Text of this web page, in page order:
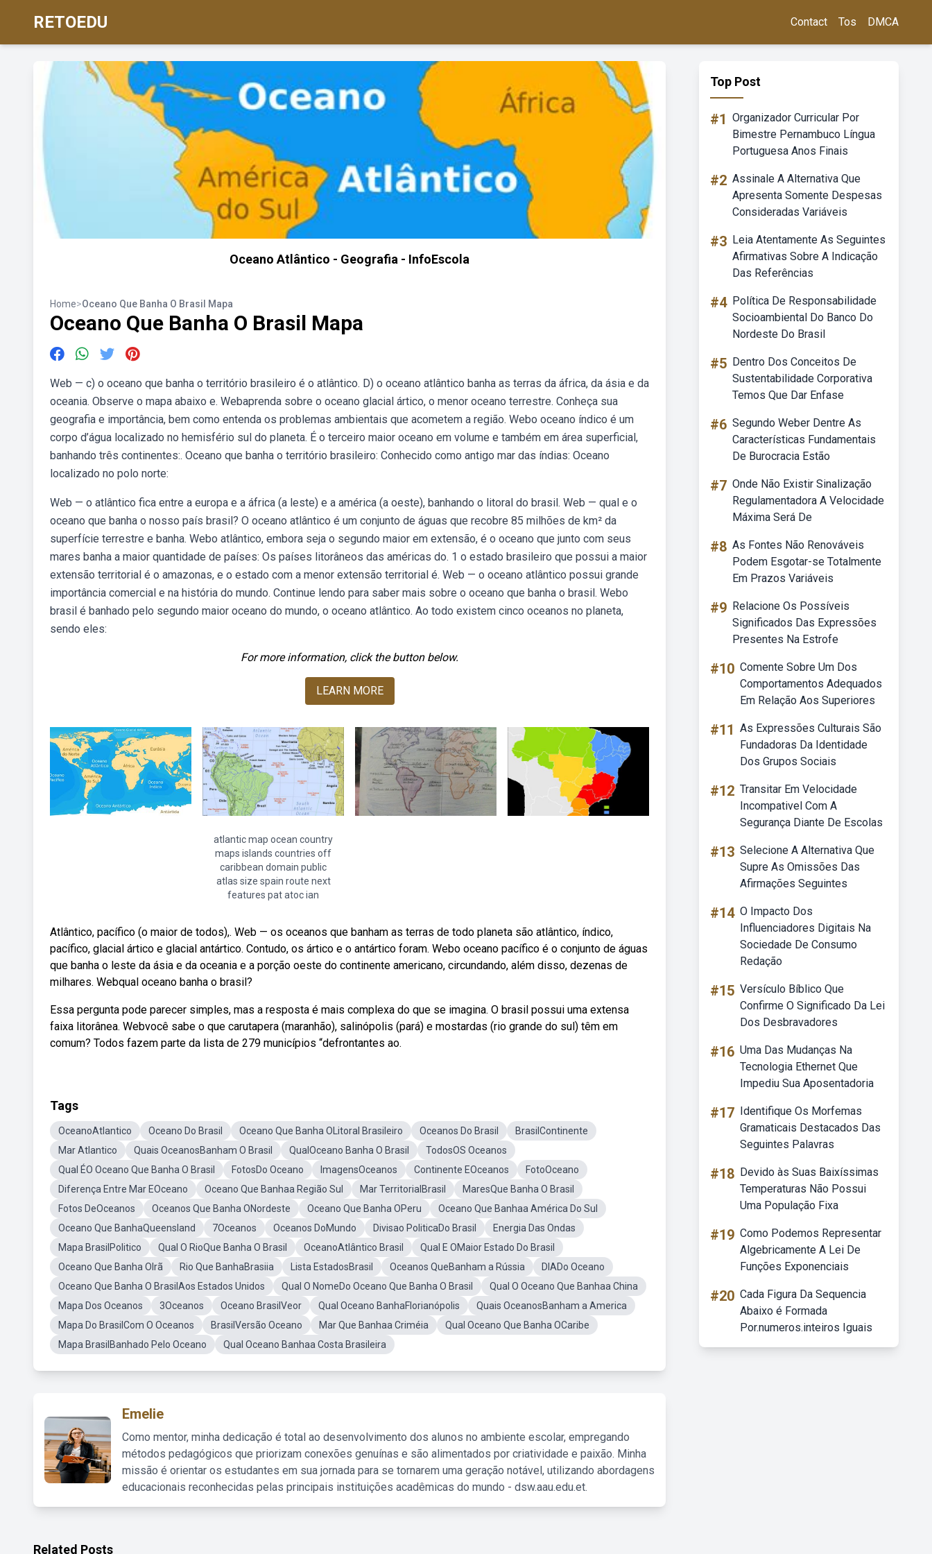
RETOEDU Contact Tos DMCA
Oceano Atlântico - Geografia - InfoEscola
Home>Oceano Que Banha O Brasil Mapa
Oceano Que Banha O Brasil Mapa
Web — c) o oceano que banha o território brasileiro é o atlântico. D) o oceano atlântico banha as terras da áfrica, da ásia e da
oceania. Observe o mapa abaixo e. Webaprenda sobre o oceano glacial ártico, o menor oceano terrestre. Conheça sua
geografia e importância, bem como entenda os problemas ambientais que acometem a região. Webo oceano índico é um
corpo d’água localizado no hemisfério sul do planeta. É o terceiro maior oceano em volume e também em área superficial,
banhando três continentes:. Oceano que banha o território brasileiro: Conhecido como antigo mar das índias: Oceano
localizado no polo norte:
Web — o atlântico fica entre a europa e a áfrica (a leste) e a américa (a oeste), banhando o litoral do brasil. Web — qual e o
oceano que banha o nosso país brasil? O oceano atlântico é um conjunto de águas que recobre 85 milhões de km² da
superfície terrestre e banha. Webo atlântico, embora seja o segundo maior em extensão, é o oceano que junto com seus
mares banha a maior quantidade de países: Os países litorâneos das américas do. 1 o estado brasileiro que possui a maior
extensão territorial é o amazonas, e o estado com a menor extensão territorial é. Web — o oceano atlântico possui grande
importância comercial e na história do mundo. Continue lendo para saber mais sobre o oceano que banha o brasil. Webo
brasil é banhado pelo segundo maior oceano do mundo, o oceano atlântico. Ao todo existem cinco oceanos no planeta,
sendo eles:
For more information, click the button below.
LEARN MORE
atlantic map ocean country
maps islands countries off
caribbean domain public
atlas size spain route next
features pat atoc ian
Atlântico, pacífico (o maior de todos),. Web — os oceanos que banham as terras de todo planeta são atlântico, índico,
pacífico, glacial ártico e glacial antártico. Contudo, os ártico e o antártico foram. Webo oceano pacífico é o conjunto de águas
que banha o leste da ásia e da oceania e a porção oeste do continente americano, circundando, além disso, dezenas de
milhares. Webqual oceano banha o brasil?
Essa pergunta pode parecer simples, mas a resposta é mais complexa do que se imagina. O brasil possui uma extensa
faixa litorânea. Webvocê sabe o que carutapera (maranhão), salinópolis (pará) e mostardas (rio grande do sul) têm em
comum? Todos fazem parte da lista de 279 municípios “defrontantes ao.
Tags
OceanoAtlantico Oceano Do Brasil Oceano Que Banha OLitoral Brasileiro Oceanos Do Brasil
BrasilContinente
Mar Atlantico
Quais OceanosBanham O Brasil QualOceano Banha O Brasil
TodosOS Oceanos
Qual ÉO Oceano Que Banha O Brasil
FotosDo Oceano ImagensOceanos Continente EOceanos
FotoOceano
Diferença Entre Mar EOceano
Oceano Que Banhaa Região Sul Mar TerritorialBrasil
MaresQue Banha O Brasil
Fotos DeOceanos
Oceanos Que Banha ONordeste Oceano Que Banha OPeru
Oceano Que Banhaa América Do Sul
Oceano Que BanhaQueensland
7Oceanos Oceanos DoMundo Divisao PoliticaDo Brasil
Energia Das Ondas
Mapa BrasilPolitico
Qual O RioQue Banha O Brasil OceanoAtlântico Brasil
Qual E OMaior Estado Do Brasil
Oceano Que Banha OIrã
Rio Que BanhaBrasiia Lista EstadosBrasil Oceanos QueBanham a Rússia
DIADo Oceano
Oceano Que Banha O BrasilAos Estados Unidos
Qual O NomeDo Oceano Que Banha O Brasil
Qual O Oceano Que Banhaa China
Mapa Dos Oceanos
3Oceanos Oceano BrasilVeor Qual Oceano BanhaFlorianópolis
Quais OceanosBanham a America
Mapa Do BrasilCom O Oceanos
BrasilVersão Oceano Mar Que Banhaa Criméia
Qual Oceano Que Banha OCaribe
Mapa BrasilBanhado Pelo Oceano
Qual Oceano Banhaa Costa Brasileira
Emelie
Como mentor, minha dedicação é total ao desenvolvimento dos alunos no ambiente escolar, empregando
métodos pedagógicos que priorizam conexões genuínas e são alimentados por criatividade e paixão. Minha
missão é orientar os estudantes em sua jornada para se tornarem uma geração notável, utilizando abordagens
educacionais reconhecidas pelas principais instituições acadêmicas do mundo - dsw.aau.edu.et.
Top Post
#1 Organizador Curricular Por
Bimestre Pernambuco Língua
Portuguesa Anos Finais
#2 Assinale A Alternativa Que
Apresenta Somente Despesas
Consideradas Variáveis
#3 Leia Atentamente As Seguintes
Afirmativas Sobre A Indicação
Das Referências
#4 Política De Responsabilidade
Socioambiental Do Banco Do
Nordeste Do Brasil
#5 Dentro Dos Conceitos De
Sustentabilidade Corporativa
Temos Que Dar Enfase
#6 Segundo Weber Dentre As
Características Fundamentais
De Burocracia Estão
#7 Onde Não Existir Sinalização
Regulamentadora A Velocidade
Máxima Será De
#8 As Fontes Não Renováveis
Podem Esgotar-se Totalmente
Em Prazos Variáveis
#9 Relacione Os Possíveis
Significados Das Expressões
Presentes Na Estrofe
#10 Comente Sobre Um Dos
Comportamentos Adequados
Em Relação Aos Superiores
#11 As Expressões Culturais São
Fundadoras Da Identidade
Dos Grupos Sociais
#12 Transitar Em Velocidade
Incompativel Com A
Segurança Diante De Escolas
#13 Selecione A Alternativa Que
Supre As Omissões Das
Afirmações Seguintes
#14 O Impacto Dos
Influenciadores Digitais Na
Sociedade De Consumo
Redação
#15 Versículo Bíblico Que
Confirme O Significado Da Lei
Dos Desbravadores
#16 Uma Das Mudanças Na
Tecnologia Ethernet Que
Impediu Sua Aposentadoria
#17 Identifique Os Morfemas
Gramaticais Destacados Das
Seguintes Palavras
#18 Devido às Suas Baixíssimas
Temperaturas Não Possui
Uma População Fixa
#19 Como Podemos Representar
Algebricamente A Lei De
Funções Exponenciais
#20 Cada Figura Da Sequencia
Abaixo é Formada
Por.numeros.inteiros Iguais
Related Posts